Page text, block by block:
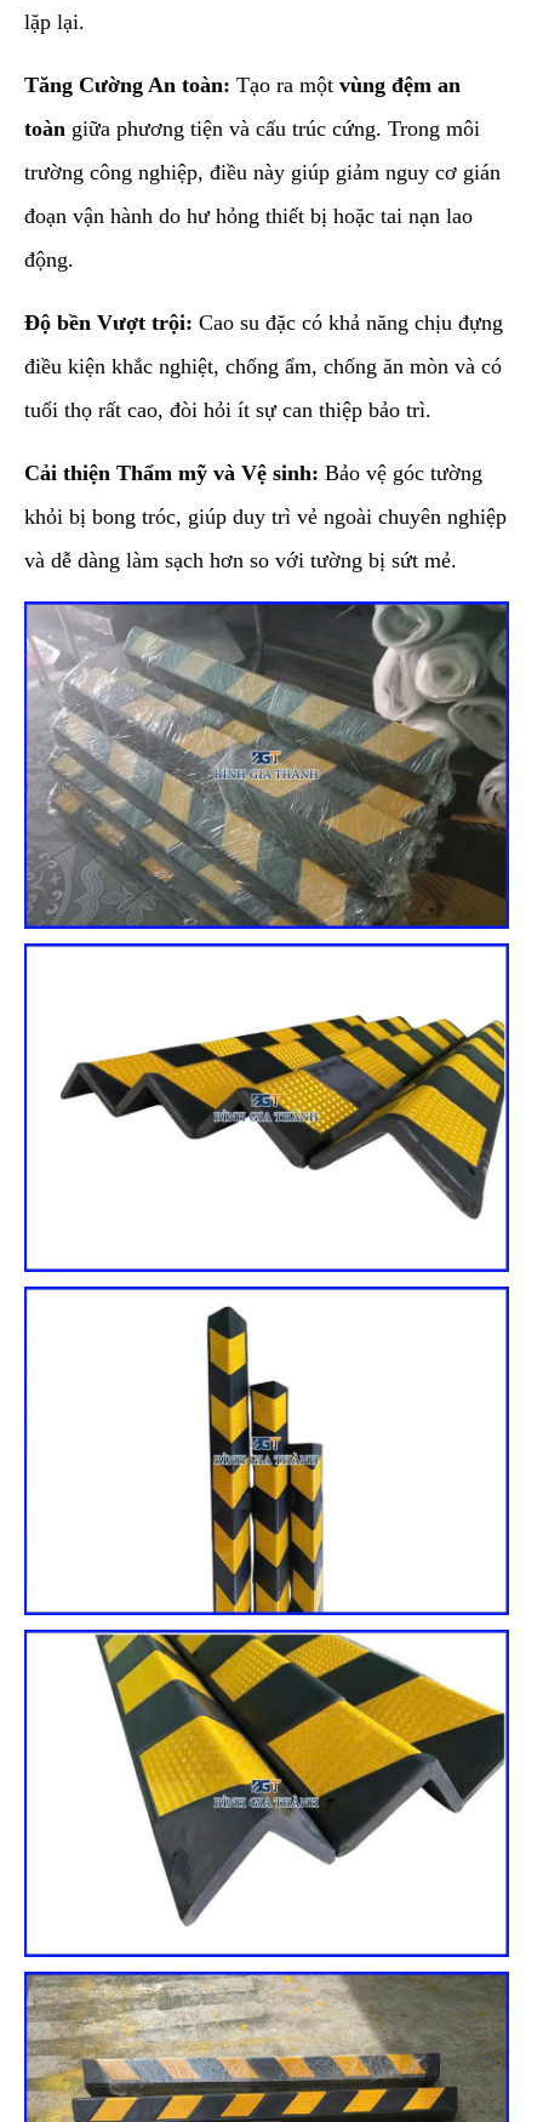
lặp lại.
Tăng Cường An toàn: Tạo ra một vùng đệm an
toàn giữa phương tiện và cấu trúc cứng. Trong môi
trường công nghiệp, điều này giúp giảm nguy cơ gián
đoạn vận hành do hư hỏng thiết bị hoặc tai nạn lao
động.
Độ bền Vượt trội: Cao su đặc có khả năng chịu đựng
điều kiện khắc nghiệt, chống ẩm, chống ăn mòn và có
tuổi thọ rất cao, đòi hỏi ít sự can thiệp bảo trì.
Cải thiện Thẩm mỹ và Vệ sinh: Bảo vệ góc tường
khỏi bị bong tróc, giúp duy trì vẻ ngoài chuyên nghiệp
và dễ dàng làm sạch hơn so với tường bị sứt mẻ.